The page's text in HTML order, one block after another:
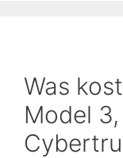
Was
Model 3,